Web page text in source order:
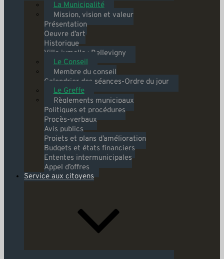
La Municipalité
Mission, vision et valeur
Présentation
Oeuvre d’art
Historique
Ville jumelle : Bellevigny
Le Conseil
Membre du conseil
Calendrier des séances-Ordre du jour
Le Greffe
Règlements municipaux
Politiques et procédures
Procès-verbaux
Avis publics
Projets et plans d’amélioration
Budgets et états financiers
Ententes intermunicipales
Appel d’offres
Service aux citoyens